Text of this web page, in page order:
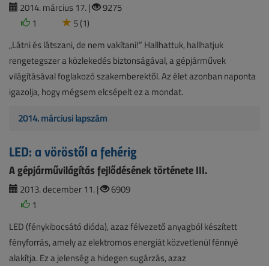
2014. március 17. |
9275
1
5 (1)
„Látni és látszani, de nem vakítani!” Hallhattuk, hallhatjuk
rengetegszer a közlekedés biztonságával, a gépjárművek
világításával foglakozó szakemberektől. Az élet azonban naponta
igazolja, hogy mégsem elcsépelt ez a mondat.
2014. márciusi lapszám
LED: a vöröstől a fehérig
A gépjárművilágítás fejlődésének története III.
2013. december 11. |
6909
1
LED (fénykibocsátó dióda), azaz félvezető anyagból készített
fényforrás, amely az elektromos energiát közvetlenül fénnyé
alakítja. Ez a jelenség a hidegen sugárzás, azaz